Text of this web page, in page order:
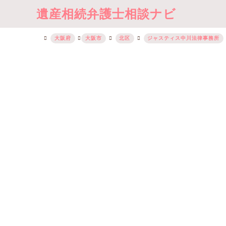
遺産相続弁護士相談ナビ
大阪府 大阪市 北区 ジャスティス中川法律事務所